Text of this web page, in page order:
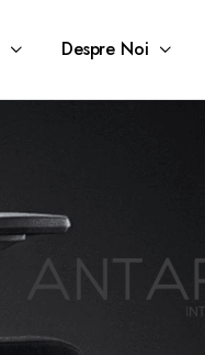
Despre Noi